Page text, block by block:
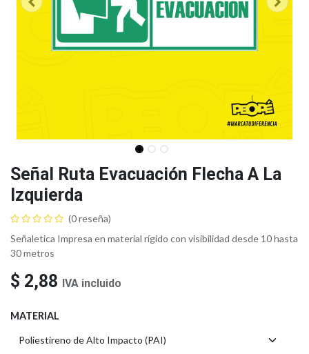
Señal Ruta Evacuación Flecha A La
Izquierda
(0 reseña)
Señaletica Impresa en material rígido con visibilidad desde 10 hasta
30 metros
$ 2,88 IVA incluido
MATERIAL